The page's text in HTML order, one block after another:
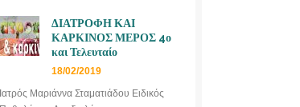
ΔΙΑΤΡΟΦΗ ΚΑΙ
ΚΑΡΚΙΝΟΣ ΜΕΡΟΣ 4ο
και Τελευταίο
18/02/2019
Ιατρός Μαριάννα Σταματιάδου Ειδικός